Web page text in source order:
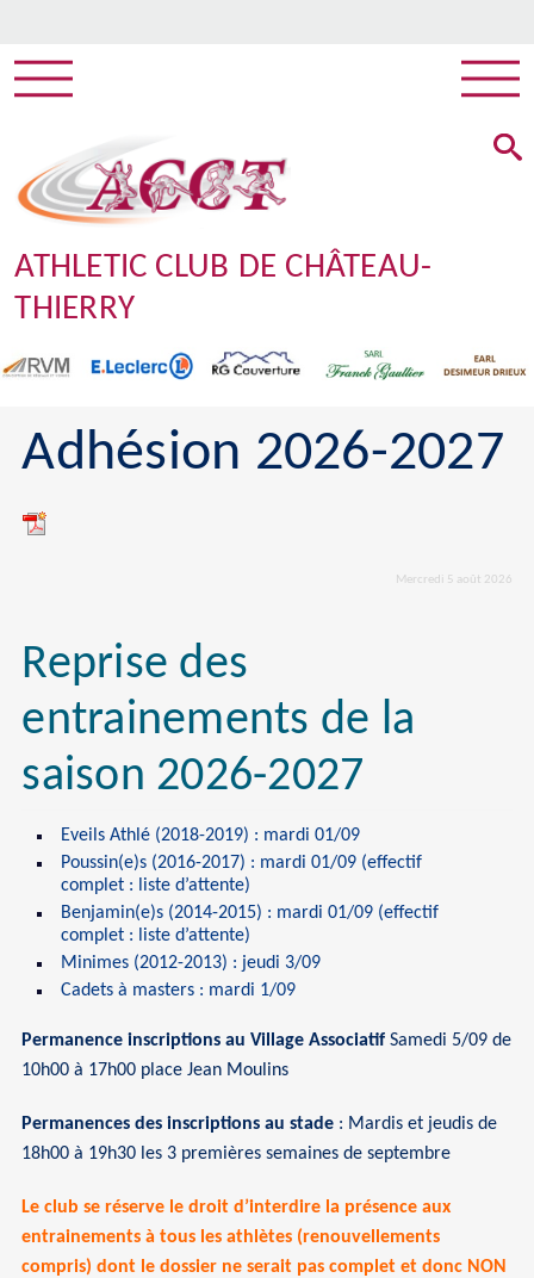
ATHLETIC CLUB DE CHÂTEAU-
THIERRY
Adhésion 2026-2027
Mercredi 5 août 2026
Reprise des
entrainements de la
saison 2026-2027
Eveils Athlé (2018-2019) : mardi 01/09
Poussin(e)s (2016-2017) : mardi 01/09 (effectif
complet : liste d’attente)
Benjamin(e)s (2014-2015) : mardi 01/09 (effectif
complet : liste d’attente)
Minimes (2012-2013) : jeudi 3/09
Cadets à masters : mardi 1/09
Permanence inscriptions au Village Associatif Samedi 5/09 de
10h00 à 17h00 place Jean Moulins
Permanences des inscriptions au stade : Mardis et jeudis de
18h00 à 19h30 les 3 premières semaines de septembre
Le club se réserve le droit d’interdire la présence aux
entrainements à tous les athlètes (renouvellements
compris) dont le dossier ne serait pas complet et donc NON